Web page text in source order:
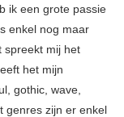
ik een grote passie
enkel nog maar
spreekt mij het
het mijn
gothic, wave,
genres zijn er enkel